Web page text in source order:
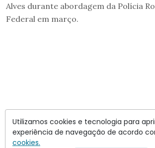
Alves durante abordagem da Polícia
Federal em março.
Utilizamos cookies e tecnologia para
experiência de navegação de acordo
cookies.